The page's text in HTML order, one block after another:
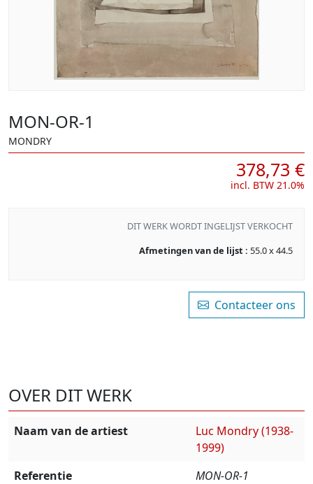
MON-OR-1
MONDRY
378,73 €
incl. BTW 21.0%
DIT WERK WORDT INGELIJST VERKOCHT
Afmetingen van de lijst : 55.0 x 44.5
Contacteer ons
OVER DIT WERK
Naam van de artiest
Luc Mondry (1938-
1999)
Referentie
MON-OR-1